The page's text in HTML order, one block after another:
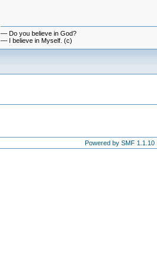
— Do you believe in God?
— I believe in Myself. (c)
Powered by SMF 1.1.10